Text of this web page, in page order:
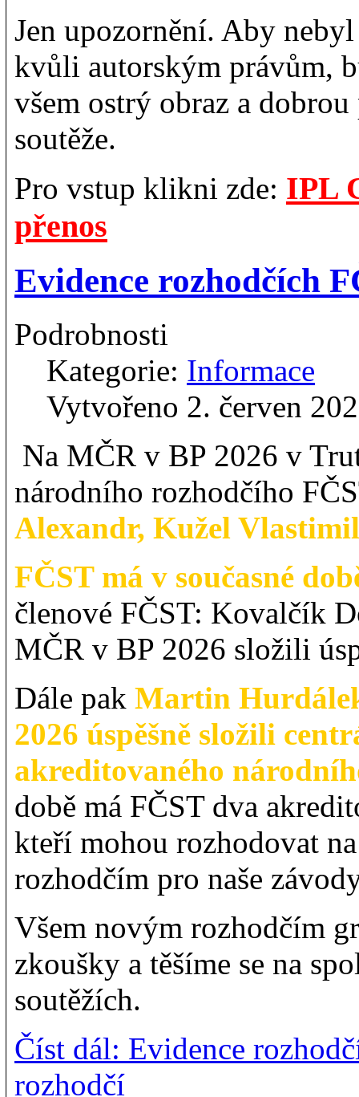
Jen upozornění. Aby
kvůli autorským právům,
všem ostrý obraz a
soutěže.
Pro vstup klikni zde: IPL
přenos
Evidence rozhodčích
Podrobnosti
Kategorie: Informace
Vytvořeno 2. červen
Na MČR v BP 2026 v
národního rozhodčího
Alexandr, Kužel
FČST má v současné
členové FČST: Kovalčík
MČR v BP 2026 složili
Dále pak Martin
2026 úspěšně složili
akreditovaného
době má FČST dva
kteří mohou rozhodovat
rozhodčím pro naše
Všem novým rozhodčím
zkoušky a těšíme se na
soutěžích.
Číst dál: Evidence
rozhodčí